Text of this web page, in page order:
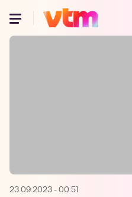
Oeps, browser
23.09.2023 - 00:51